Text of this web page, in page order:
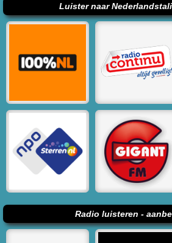
Luister naar
Radio luisteren -